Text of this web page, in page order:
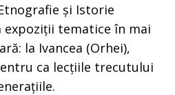
și Istorie
expoziții tematice în mai
la Ivancea (Orhei),
ca lecțiile trecutului